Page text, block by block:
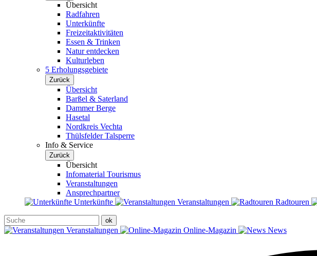
Übersicht
Radfahren
Unterkünfte
Freizeitaktivitäten
Essen & Trinken
Natur entdecken
Kulturleben
5 Erholungsgebiete
Zurück
Übersicht
Barßel & Saterland
Dammer Berge
Hasetal
Nordkreis Vechta
Thülsfelder Talsperre
Info & Service
Zurück
Übersicht
Infomaterial Tourismus
Veranstaltungen
Ansprechpartner
Unterkünfte
Veranstaltungen Radtouren
Veranstaltungen Online-Magazin News